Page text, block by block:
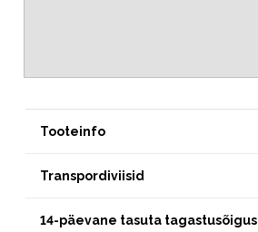
Tooteinfo
Transpordiviisid
14-päevane tasuta tagastusõigus